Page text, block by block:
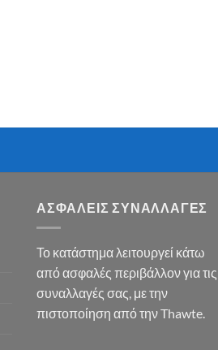
ΑΣΦΑΛΕΙΣ ΣΥΝΑΛΛΑΓΕΣ
Το κατάστημα λειτουργεί κάτω
από ασφαλές περιβάλλον για τις
συναλλαγές σας, με την
πιστοποίηση από την Thawte.